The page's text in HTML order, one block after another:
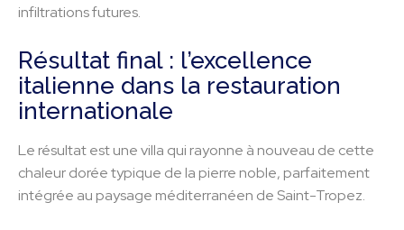
infiltrations futures.
Résultat final : l’excellence
italienne dans la restauration
internationale
Le résultat est une villa qui rayonne à nouveau de cette
chaleur dorée typique de la pierre noble, parfaitement
intégrée au paysage méditerranéen de Saint-Tropez.